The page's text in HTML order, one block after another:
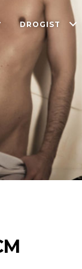
DROGIST